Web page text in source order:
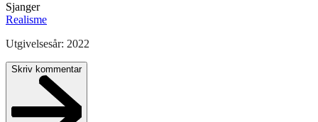
Sjanger
Realisme
Utgivelsesår: 2022
Skriv kommentar